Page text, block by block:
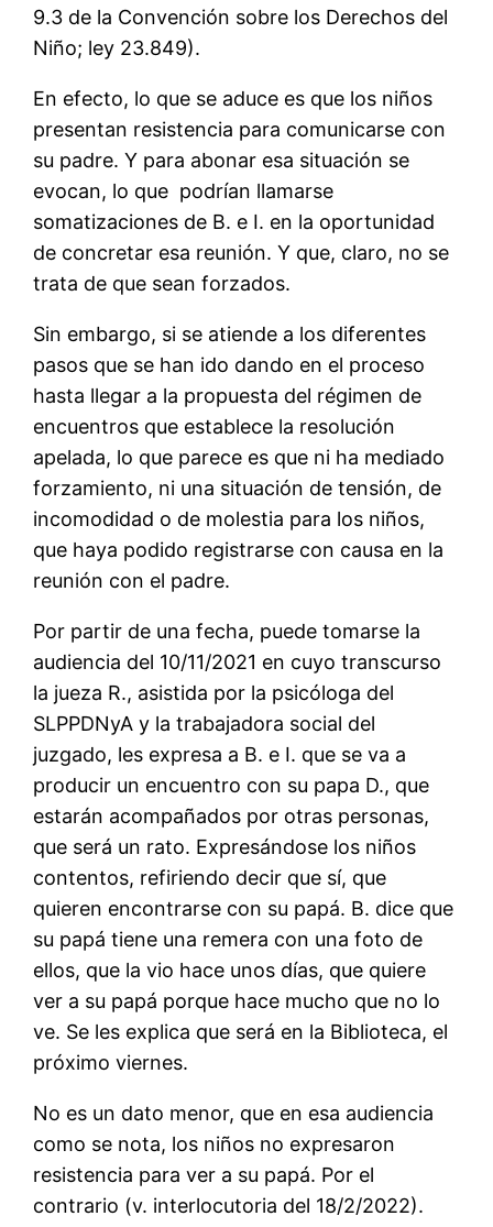
9.3 de la Convención sobre los Derechos del
Niño; ley 23.849).
En efecto, lo que se aduce es que los niños
presentan resistencia para comunicarse con
su padre. Y para abonar esa situación se
evocan, lo que podrían llamarse
somatizaciones de B. e I. en la oportunidad
de concretar esa reunión. Y que, claro, no se
trata de que sean forzados.
Sin embargo, si se atiende a los diferentes
pasos que se han ido dando en el proceso
hasta llegar a la propuesta del régimen de
encuentros que establece la resolución
apelada, lo que parece es que ni ha mediado
forzamiento, ni una situación de tensión, de
incomodidad o de molestia para los niños,
que haya podido registrarse con causa en la
reunión con el padre.
Por partir de una fecha, puede tomarse la
audiencia del 10/11/2021 en cuyo transcurso
la jueza R., asistida por la psicóloga del
SLPPDNyA y la trabajadora social del
juzgado, les expresa a B. e I. que se va a
producir un encuentro con su papa D., que
estarán acompañados por otras personas,
que será un rato. Expresándose los niños
contentos, refiriendo decir que sí, que
quieren encontrarse con su papá. B. dice que
su papá tiene una remera con una foto de
ellos, que la vio hace unos días, que quiere
ver a su papá porque hace mucho que no lo
ve. Se les explica que será en la Biblioteca, el
próximo viernes.
No es un dato menor, que en esa audiencia
como se nota, los niños no expresaron
resistencia para ver a su papá. Por el
contrario (v. interlocutoria del 18/2/2022).